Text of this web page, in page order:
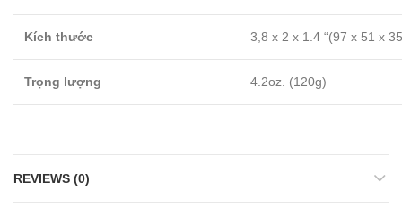
Kích thước 3,8 x 2 x 1.4 “(97 x 51 x
Trọng lượng 4.2oz. (120g)
REVIEWS (0)